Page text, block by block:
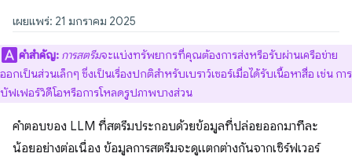
เผยแพร่: 21 มกราคม 2025
คำสำคัญ: การสตรีมจะแบ่งทรัพยากรที่คุณต้องการส่งหรือรับผ่านเครือข่าย
ออกเป็นส่วนเล็กๆ ซึ่งเป็นเรื่องปกติสำหรับเบราว์เซอร์เมื่อได้รับเนื้อหาสื่อ เช่น การ
บัฟเฟอร์วิดีโอหรือการโหลดรูปภาพบางส่วน
คำตอบของ LLM ที่สตรีมประกอบด้วยข้อมูลที่ปล่อยออกมาทีละ
น้อยอย่างต่อเนื่อง ข้อมูลการสตรีมจะดูแตกต่างกันจากเซิร์ฟเวอร์